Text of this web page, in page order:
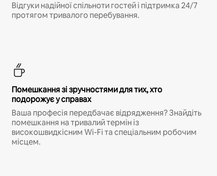
Відгуки надійної спільноти гостей і підтримка 24/7
протягом тривалого перебування.
Помешкання зі зручностями для тих, хто
подорожує у справах
Ваша професія передбачає відрядження? Знайдіть
помешкання на тривалий термін із
високошвидкісним Wi-Fi та спеціальним робочим
місцем.